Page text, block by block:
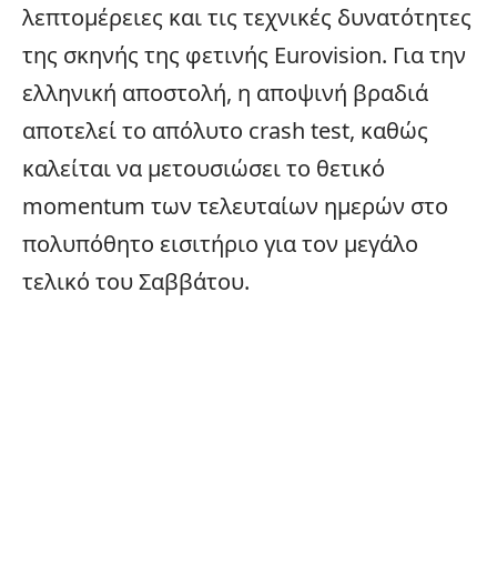
λεπτομέρειες και τις τεχνικές δυνατότητες
της σκηνής της φετινής Eurovision. Για την
ελληνική αποστολή, η αποψινή βραδιά
αποτελεί το απόλυτο crash test, καθώς
καλείται να μετουσιώσει το θετικό
momentum των τελευταίων ημερών στο
πολυπόθητο εισιτήριο για τον μεγάλο
τελικό του Σαββάτου.